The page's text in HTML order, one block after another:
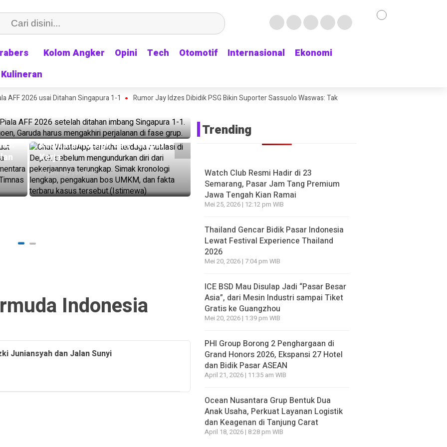
Kolom Angker Opini Tech Otomotif Internasional
Ekonomi
Kulineran
Kolom Angker Opini Tech Otomotif Internasional
Ekonomi
Kulineran
2026 usai Ditahan Singapura 1-1 Rumor Jay Idzes Dibidik PSG Bikin Suporter Sassuolo Waswas: Tak Mau Kehilangan Bek Andalan
1-1
Chat WhatsApp Terakhir Terduga
Mutilasi Depok Terungkap, Sehari
Kemudian Resign dari Tempat
Kerja
13 jam ago yang lalu
Isu Kapolri Diganti Keburu Berlari, Istana Malah Bilang:
16 jam ago yang lalu
HEADLINE
Pasien BPJS Meninggal, Deretan
Dokter yang Sempat Mencibir Kini
Ramai-Ramai Minta Maaf
16 jam ago yang lalu
Indonesia
Juniansyah dan Jalan Sunyi
Trending
Watch Club Resmi Hadir di 23
Semarang, Pasar Jam Tang Premium
Jawa Tengah Kian Ramai
Mei 25, 2026 | 12:12 pm WIB
Thailand Gencar Bidik Pasar Indonesia
Lewat Festival Experience Thailand
2026
Mei 20, 2026 | 7:04 pm WIB
ICE BSD Mau Disulap Jadi “Pasar Besar
Asia”, dari Mesin Industri sampai Tiket
Gratis ke Guangzhou
Mei 20, 2026 | 1:39 pm WIB
PHI Group Borong 2 Penghargaan di
Grand Honors 2026, Ekspansi 27 Hotel
dan Bidik Pasar ASEAN
April 21, 2026 | 11:35 am WIB
Ocean Nusantara Grup Bentuk Dua
Anak Usaha, Perkuat Layanan Logistik
dan Keagenan di Tanjung Carat
April 18, 2026 | 8:28 pm WIB